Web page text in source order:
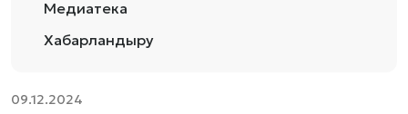
Медиатека
Хабарландыру
09.12.2024